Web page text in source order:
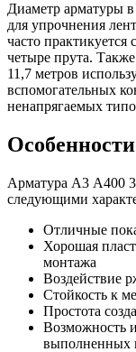
Диаметр арматуры
для упрочнения
часто практикуется
четыре прута.
11,7 метров
вспомогательных
ненапрягаемых
Особенности
Арматура А3 А400
следующими
Отличные
Хорошая
монтажа
Воздействие
Стойкость к
Простота
Возможность
выполненных